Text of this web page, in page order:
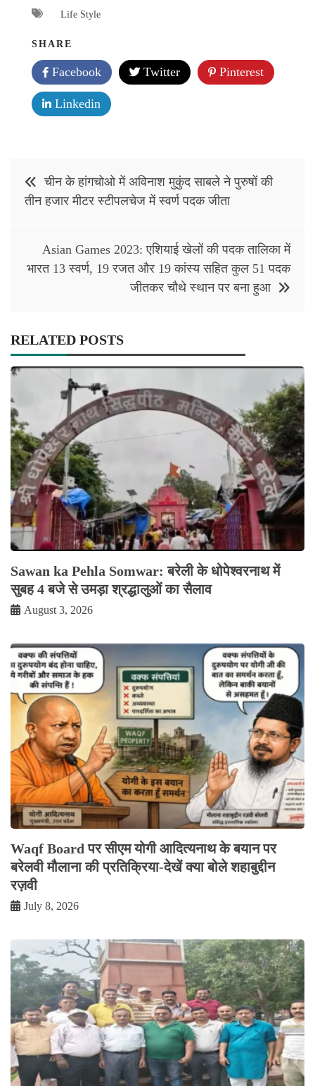
Life Style
SHARE
Facebook Twitter Pinterest
Linkedin
navigation
चीन के हांगचोओ में अविनाश मुकुंद साबले ने पुरुषों की
तीन हजार मीटर स्टीपलचेज में स्‍वर्ण पदक जीता
Asian Games 2023: एशियाई खेलों की पदक तालिका में
भारत 13 स्वर्ण, 19 रजत और 19 कांस्य सहित कुल 51 पदक
जीतकर चौथे स्थान पर बना हुआ
RELATED POSTS
Sawan ka Pehla Somwar: बरेली के धोपेश्वरनाथ में
सुबह 4 बजे से उमड़ा श्रद्धालुओं का सैलाव
August 3, 2026
Waqf Board पर सीएम योगी आदित्यनाथ के बयान पर
बरेलवी मौलाना की प्रतिक्रिया-देखें क्या बोले शहाबुद्दीन
रज़वी
July 8, 2026